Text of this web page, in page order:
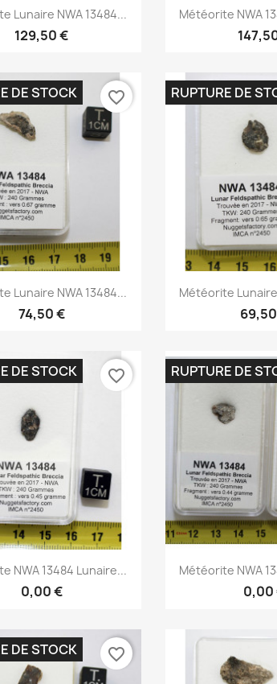
Aperçu rapide
Lunaire NWA 13484...
129,50 €

Météorite NWA
Aperçu rapide
Lunaire NWA 13484...
74,50 €
DE STOCK favorite_border

Météorite Lunaire
RUPTURE DE
Aperçu rapide
NWA 13484 Lunaire...
0,00 €
DE STOCK favorite_border

Météorite NWA
0,00
RUPTURE DE
DE STOCK favorite_border